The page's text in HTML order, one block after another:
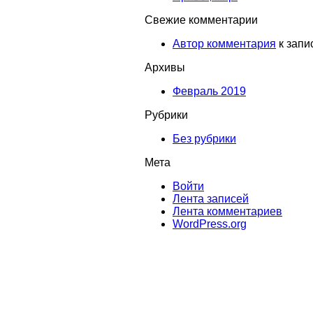
Свежие комментарии
Автор комментария к
Архивы
Февраль 2019
Рубрики
Без рубрики
Мета
Войти
Лента записей
Лента комментариев
WordPress.org